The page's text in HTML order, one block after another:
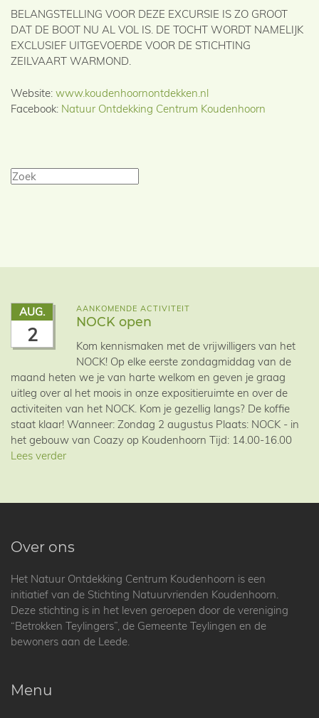
BELANGSTELLING VOOR DEZE EXCURSIE IS ZO GROOT
DAT DE BOOT NU AL VOL IS. DE TOCHT WORDT NAMELIJK
EXCLUSIEF UITGEVOERDE VOOR DE STICHTING
ZEILVAART WARMOND.
Website: www.koudenhoornontdekken.nl
Facebook: Natuur Ontdekking Centrum Koudenhoorn
AUG.
2
AANKOMENDE ACTIVITEIT
NOCK open
Kom kennismaken met de vrijwilligers van het
NOCK! Op elke eerste zondagmiddag van de
maand heten we je van harte welkom en geven je graag
uitleg over al het moois in onze expositieruimte en over de
activiteiten van het NOCK. Kom je gezellig langs? De koffie
staat klaar! Wanneer: Zondag 2 augustus Plaats: NOCK - in
het gebouw van Coazy op Koudenhoorn Tijd: 14.00-16.00
Lees verder
Over ons
Het Natuur Ontdekking Centrum Koudenhoorn is een
initiatief van de Stichting Natuurvrienden Koudenhoorn.
Deze stichting is in het leven geroepen door de vereniging
“Betrokken Teylingers”, de Gemeente Teylingen en de
bewoners aan de Leede.
Menu